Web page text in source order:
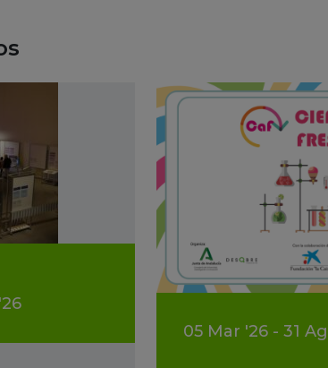
'26
05 Mar '26 - 31